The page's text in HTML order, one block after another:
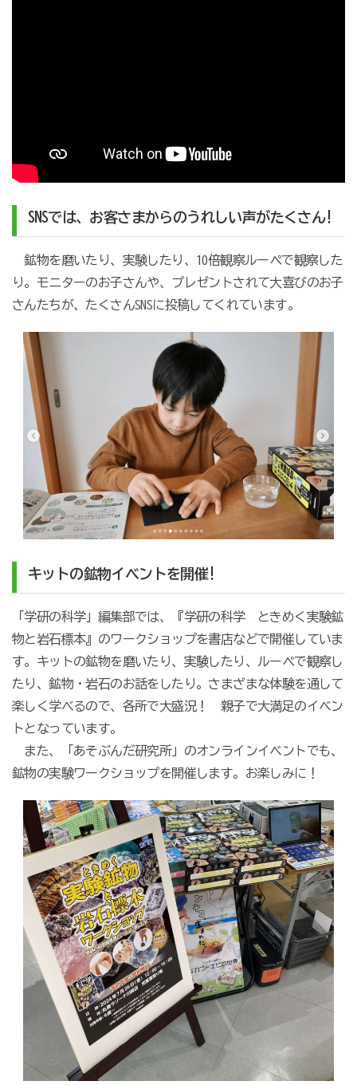
SNSでは、お客さまからのうれしい声がたくさん!
鉱物を磨いたり、実験したり、10倍観察ルーペで観察した
り。モニターのお子さんや、プレゼントされて大喜びのお子
さんたちが、たくさんSNSに投稿してくれています。
キットの鉱物イベントを開催!
「学研の科学」編集部では、『学研の科学 ときめく実験鉱
物と岩石標本』のワークショップを書店などで開催していま
す。キットの鉱物を磨いたり、実験したり、ルーペで観察し
たり、鉱物・岩石のお話をしたり。さまざまな体験を通して
楽しく学べるので、各所で大盛況！ 親子で大満足のイベン
トとなっています。
また、「あそぶんだ研究所」のオンラインイベントでも、
鉱物の実験ワークショップを開催します。お楽しみに！